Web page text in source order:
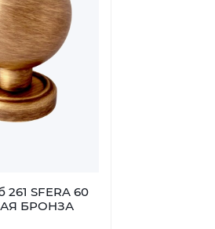
261 SFERA 60
БРОНЗА